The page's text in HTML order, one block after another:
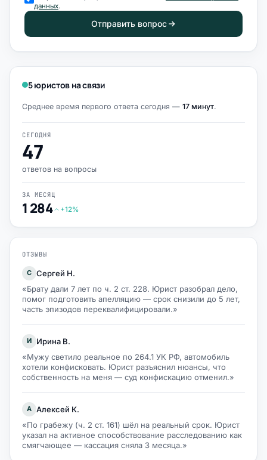
данных.
Отправить вопрос
5 юристов на связи
Среднее время первого ответа сегодня — 17 минут.
СЕГОДНЯ
47
ответов на вопросы
ЗА МЕСЯЦ
1 284 +12%
ОТЗЫВЫ
С Сергей Н.
«Брату дали 7 лет по ч. 2 ст. 228. Юрист разобрал дело,
помог подготовить апелляцию — срок снизили до 5 лет,
часть эпизодов переквалифицировали.»
И
Ирина В.
«Мужу светило реальное по 264.1 УК РФ, автомобиль
хотели конфисковать. Юрист разъяснил нюансы, что
собственность на меня — суд конфискацию отменил.»
А Алексей К.
«По грабежу (ч. 2 ст. 161) шёл на реальный срок. Юрист
указал на активное способствование расследованию как
смягчающее — кассация сняла 3 месяца.»